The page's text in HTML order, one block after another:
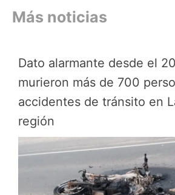
Más noticias
Dato alarmante desde el
murieron más de 700
accidentes de tránsito en
región